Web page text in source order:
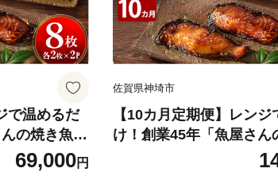
で温めるだ
の焼き魚」
【魚料理 夕
チン ふる
69,000円
佐賀県神埼市
【10カ月定期便】レンジ
け！創業45年「魚屋さん
塩鮭・銀ダラ各2枚×2袋
食 おかず 簡単 手軽 レン